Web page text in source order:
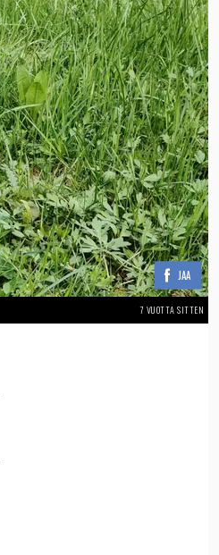
JAA
7 VUOTTA SITTEN